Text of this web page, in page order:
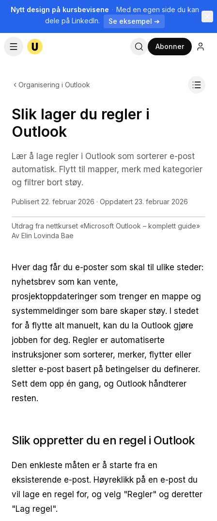
Nytt design på kursbevisene · Med en egen side du kan
dele på LinkedIn.
Se eksempel ➔
Abonner
Organisering i Outlook
Slik lager du regler i
Outlook
Lær å lage regler i Outlook som sorterer e-post
automatisk. Flytt til mapper, merk med kategorier
og filtrer bort støy.
Publisert 22. februar 2026 · Oppdatert 23. februar 2026
Utdrag fra nettkurset «Microsoft Outlook – komplett guide»
Av Elin Lovinda Bae
Hver dag får du e-poster som skal til ulike steder:
nyhetsbrev som kan vente,
prosjektoppdateringer som trenger en mappe og
systemmeldinger som bare skaper støy. I stedet
for å flytte alt manuelt, kan du la Outlook gjøre
jobben for deg. Regler er automatiserte
instruksjoner som sorterer, merker, flytter eller
sletter e-post basert på betingelser du definerer.
Sett dem opp én gang, og Outlook håndterer
resten.
Slik oppretter du en regel i Outlook
Den enkleste måten er å starte fra en
eksisterende e-post. Høyreklikk på en e-post du
vil lage en regel for, og velg "Regler" og deretter
"Lag regel".